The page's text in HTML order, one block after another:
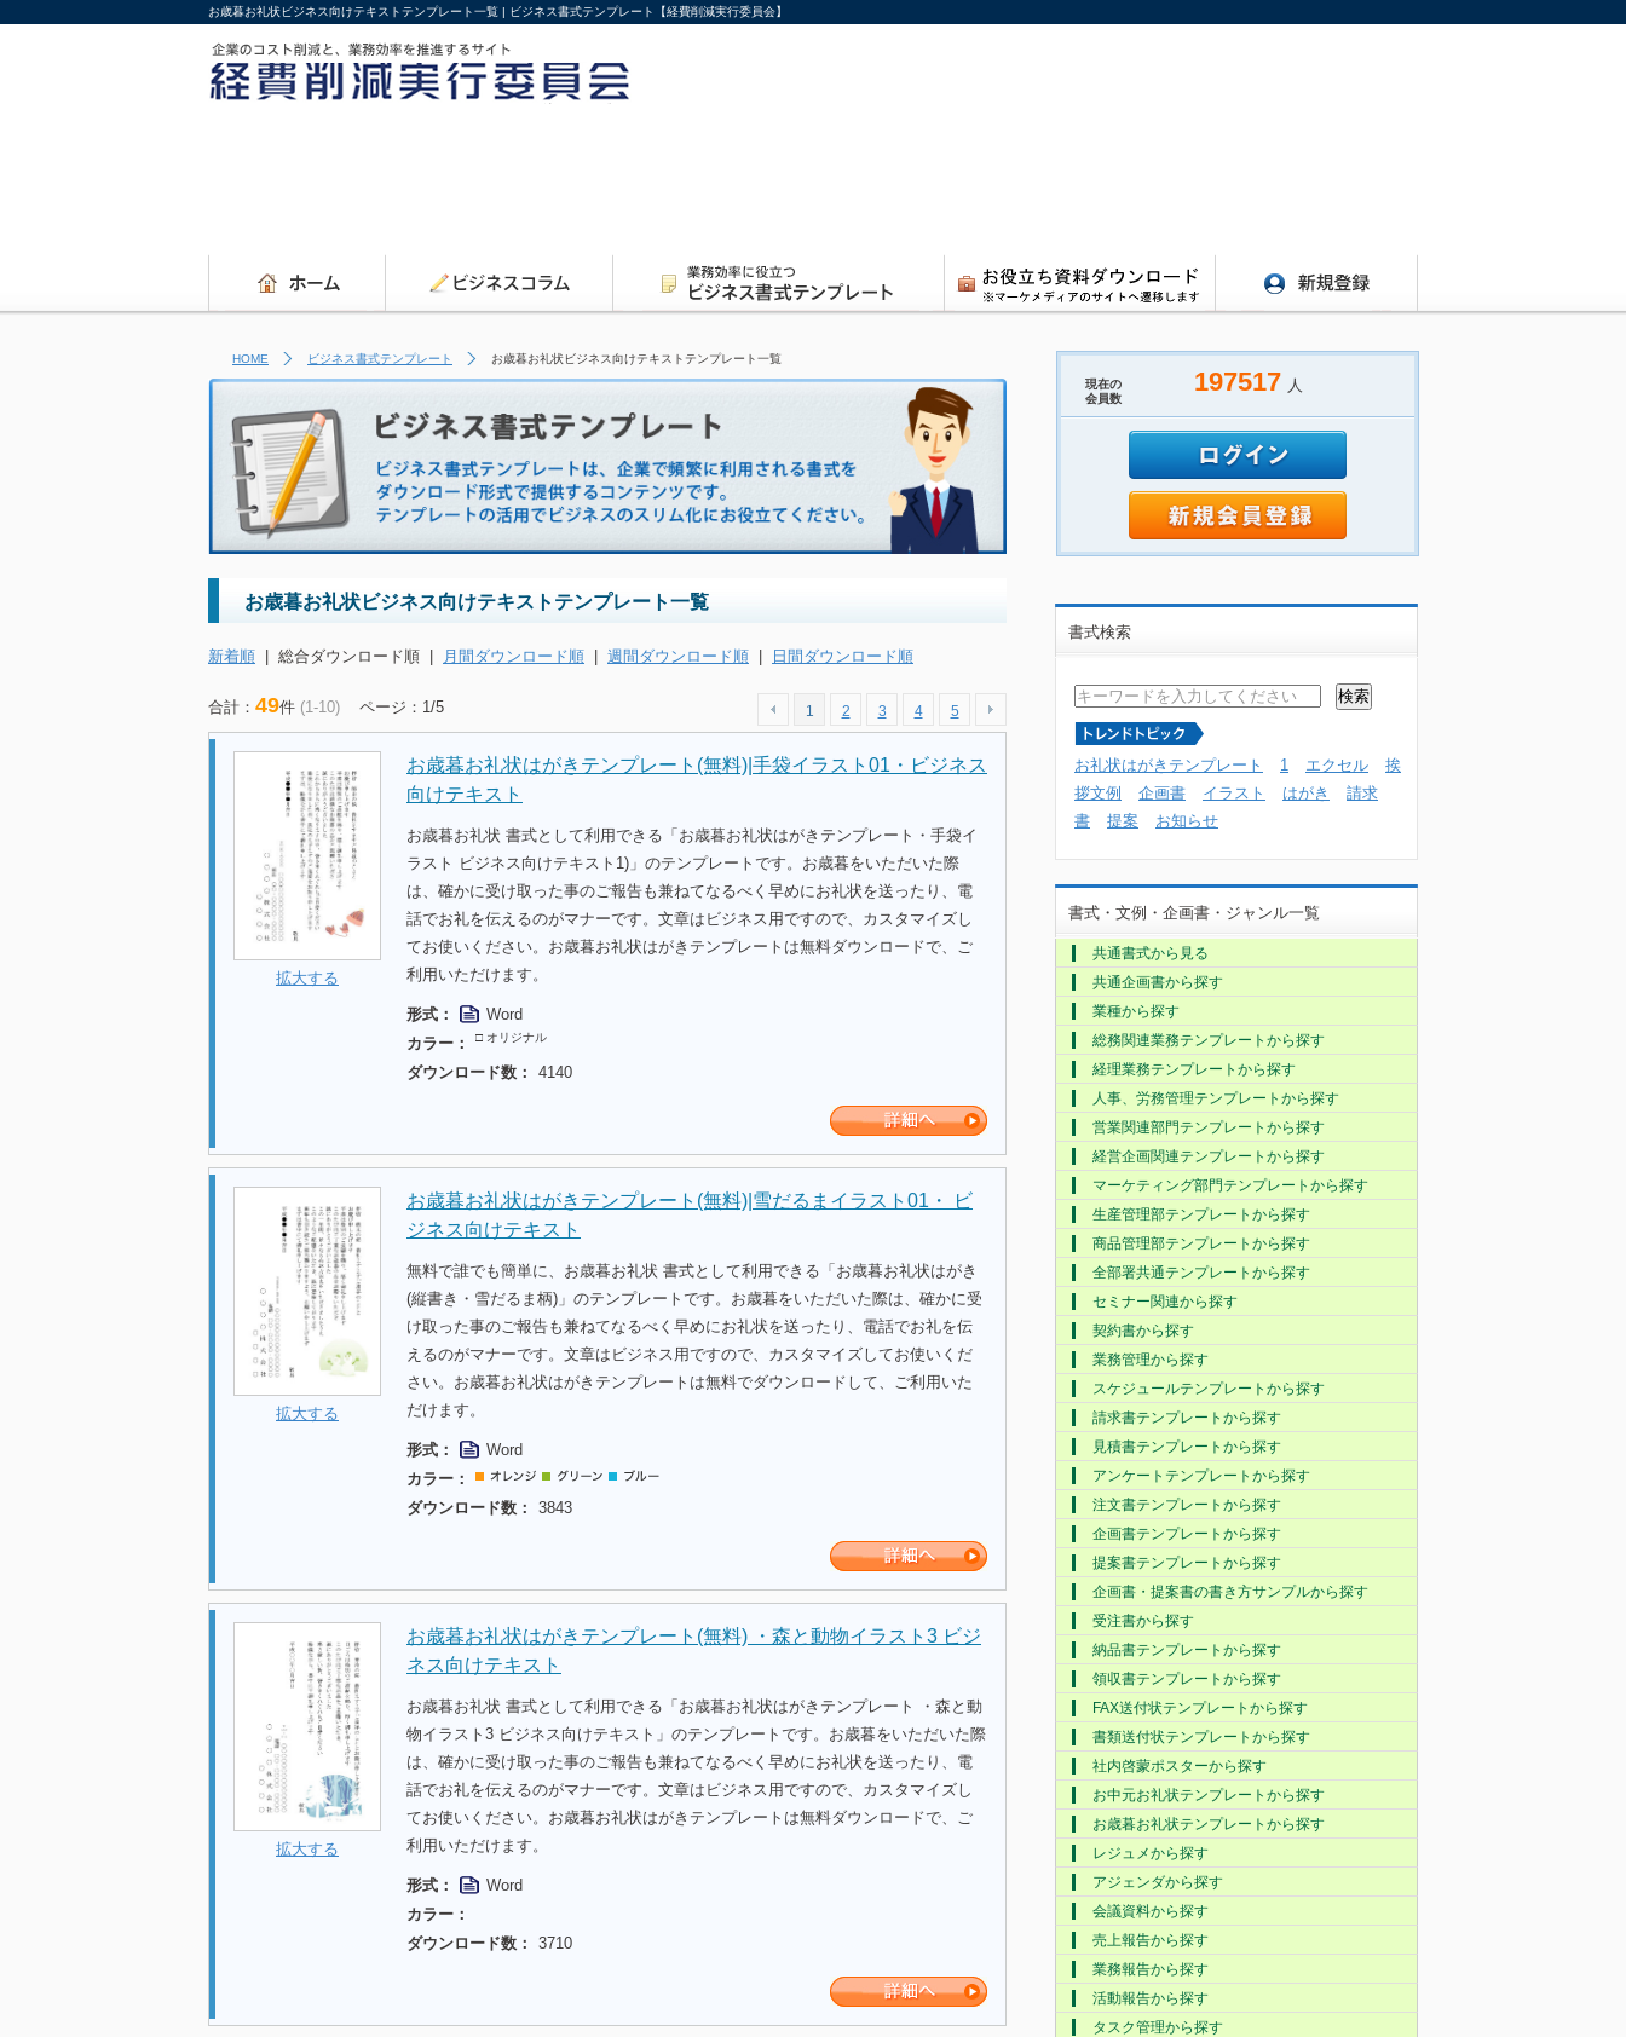
お歳暮お礼状ビジネス向けテキストテンプレート一覧 | ビジネス書式テンプレート【経費削減実行委員会】
HOME ビジネス書式テンプレート お歳暮お礼状ビジネス向けテキストテンプレート一覧
お歳暮お礼状ビジネス向けテキストテンプレート一覧
新着順 | 総合ダウンロード順 | 月間ダウンロード順 | 週間ダウンロード順 | 日間ダウンロード順
合計： 49件 (1-10) ページ：1/5 1 2 3 4 5
拡大する
お歳暮お礼状はがきテンプレート(無料)|手袋イラスト01・ビジネス
向けテキスト
お歳暮お礼状 書式として利用できる「お歳暮お礼状はがきテンプレート・手袋イ
ラスト ビジネス向けテキスト1)」のテンプレートです。お歳暮をいただいた際
は、確かに受け取った事のご報告も兼ねてなるべく早めにお礼状を送ったり、電
話でお礼を伝えるのがマナーです。文章はビジネス用ですので、カスタマイズし
てお使いください。お歳暮お礼状はがきテンプレートは無料ダウンロードで、ご
利用いただけます。
形式：
Word
カラー：
□ オリジナル
ダウンロード数： 4140
拡大する
お歳暮お礼状はがきテンプレート(無料)|雪だるまイラスト01・ ビ
ジネス向けテキスト
無料で誰でも簡単に、お歳暮お礼状 書式として利用できる「お歳暮お礼状はがき
(縦書き・雪だるま柄)」のテンプレートです。お歳暮をいただいた際は、確かに受
け取った事のご報告も兼ねてなるべく早めにお礼状を送ったり、電話でお礼を伝
えるのがマナーです。文章はビジネス用ですので、カスタマイズしてお使いくだ
さい。お歳暮お礼状はがきテンプレートは無料でダウンロードして、ご利用いた
だけます。
形式：
Word
カラー：
ダウンロード数：
3843
拡大する
お歳暮お礼状はがきテンプレート(無料) ・森と動物イラスト3 ビジ
ネス向けテキスト
お歳暮お礼状 書式として利用できる「お歳暮お礼状はがきテンプレート ・森と動
物イラスト3 ビジネス向けテキスト」のテンプレートです。お歳暮をいただいた際
は、確かに受け取った事のご報告も兼ねてなるべく早めにお礼状を送ったり、電
話でお礼を伝えるのがマナーです。文章はビジネス用ですので、カスタマイズし
てお使いください。お歳暮お礼状はがきテンプレートは無料ダウンロードで、ご
利用いただけます。
形式：
Word
カラー：
ダウンロード数：
3710
現在の
会員数
197517 人
書式検索
お礼状はがきテンプレート 1 エクセル
挨
拶文例
企画書 イラスト はがき
請求
書
提案 お知らせ
書式・文例・企画書・ジャンル一覧
共通書式から見る
共通企画書から探す
業種から探す
総務関連業務テンプレートから探す
経理業務テンプレートから探す
人事、労務管理テンプレートから探す
営業関連部門テンプレートから探す
経営企画関連テンプレートから探す
マーケティング部門テンプレートから探す
生産管理部テンプレートから探す
商品管理部テンプレートから探す
全部署共通テンプレートから探す
セミナー関連から探す
契約書から探す
業務管理から探す
スケジュールテンプレートから探す
請求書テンプレートから探す
見積書テンプレートから探す
アンケートテンプレートから探す
注文書テンプレートから探す
企画書テンプレートから探す
提案書テンプレートから探す
企画書・提案書の書き方サンプルから探す
受注書から探す
納品書テンプレートから探す
領収書テンプレートから探す
FAX送付状テンプレートから探す
書類送付状テンプレートから探す
社内啓蒙ポスターから探す
お中元お礼状テンプレートから探す
お歳暮お礼状テンプレートから探す
レジュメから探す
アジェンダから探す
会議資料から探す
売上報告から探す
業務報告から探す
活動報告から探す
タスク管理から探す